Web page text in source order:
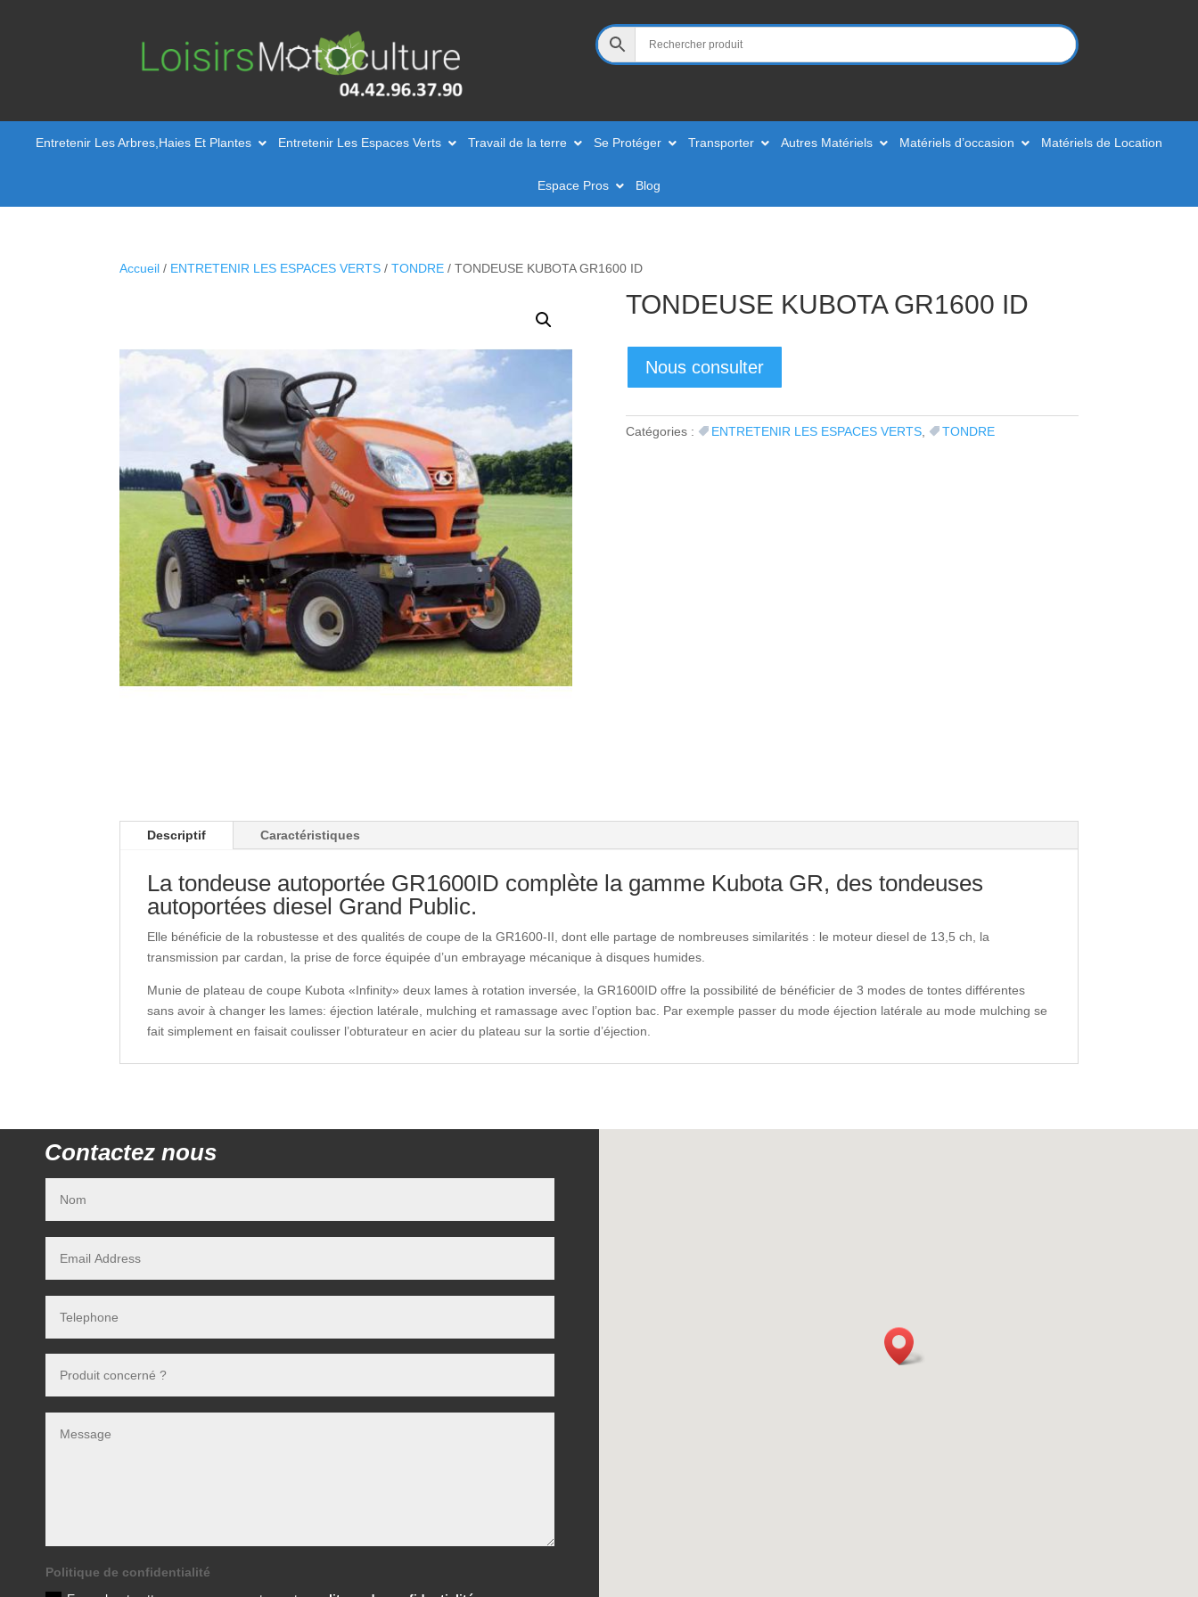
Entretenir Les Arbres,Haies Et Plantes Entretenir Les Espaces Verts Travail de la terre Se Protéger Transporter Autres Matériels Matériels d’occasion Matériels de Location
Espace Pros Blog
Accueil / ENTRETENIR LES ESPACES VERTS /TONDRE / TONDEUSE KUBOTA GR1600 ID
TONDEUSE KUBOTA GR1600 ID
Nous consulter
Catégories : ENTRETENIR LES ESPACES VERTS, TONDRE
Descriptif Caractéristiques
La tondeuse autoportée GR1600ID complète la gamme Kubota GR, des tondeuses
autoportées diesel Grand Public.
Elle bénéficie de la robustesse et des qualités de coupe de la GR1600-II, dont elle partage de nombreuses similarités : le moteur diesel de 13,5 ch, la
transmission par cardan, la prise de force équipée d’un embrayage mécanique à disques humides.
Munie de plateau de coupe Kubota «Infinity» deux lames à rotation inversée, la GR1600ID offre la possibilité de bénéficier de 3 modes de tontes différentes
sans avoir à changer les lames: éjection latérale, mulching et ramassage avec l’option bac. Par exemple passer du mode éjection latérale au mode mulching se
fait simplement en faisait coulisser l’obturateur en acier du plateau sur la sortie d’éjection.
Contactez nous
Politique de confidentialité